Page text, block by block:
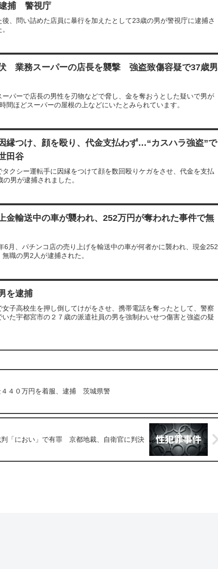
捕 警視庁
、問い詰めた店員に暴行を加えたとして23歳の男が警視庁に逮捕さ
業務スーパーの店長を襲撃 強盗致傷容疑で37歳男
パーで店長の男性を刃物などで脅し、金を奪おうとした疑いで男が
間ほどスーパーの屋根の上などにいたとみられています。
縁つけ、顔を殴り、代金支払わず…“カスハラ強盗”で
田谷
クシー運転手に因縁をつけて顔を数回殴りケガをさせ、代金を支払
男が逮捕されました。
金輸送中の車が襲われ、252万円が奪われた事件で無
6月、パチンコ店の売り上げを輸送中の車が何者かに襲われ、現金252
職の男2人が逮捕された。
を逮捕
女子高校生を押し倒してけがをさせ、携帯電話を奪ったとして、警察
た宇都宮市の２７歳の派遣社員の男を強制わいせつ傷害と強盗の疑
４４０万円を着服、逮捕 茨城県警
判「におい」で有罪 京都地裁、自衛官に判決